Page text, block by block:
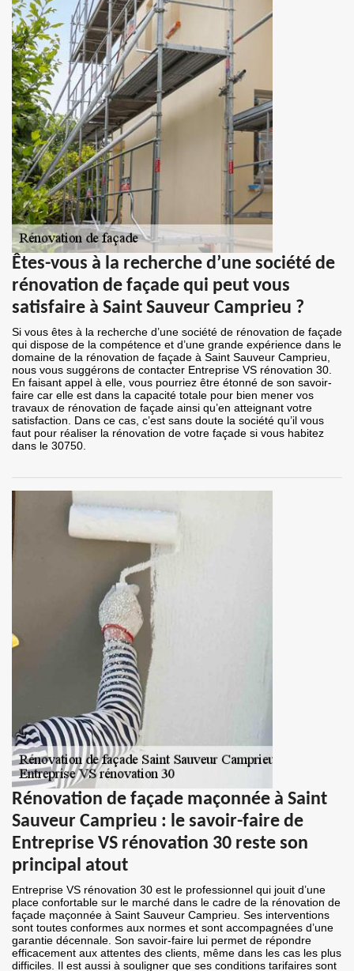
Êtes-vous à la recherche d’une société de
rénovation de façade qui peut vous
satisfaire à Saint Sauveur Camprieu ?
Si vous êtes à la recherche d’une société de rénovation de façade
qui dispose de la compétence et d’une grande expérience dans le
domaine de la rénovation de façade à Saint Sauveur Camprieu,
nous vous suggérons de contacter Entreprise VS rénovation 30.
En faisant appel à elle, vous pourriez être étonné de son savoir-
faire car elle est dans la capacité totale pour bien mener vos
travaux de rénovation de façade ainsi qu’en atteignant votre
satisfaction. Dans ce cas, c’est sans doute la société qu’il vous
faut pour réaliser la rénovation de votre façade si vous habitez
dans le 30750.
Rénovation de façade maçonnée à Saint
Sauveur Camprieu : le savoir-faire de
Entreprise VS rénovation 30 reste son
principal atout
Entreprise VS rénovation 30 est le professionnel qui jouit d’une
place confortable sur le marché dans le cadre de la rénovation de
façade maçonnée à Saint Sauveur Camprieu. Ses interventions
sont toutes conformes aux normes et sont accompagnées d’une
garantie décennale. Son savoir-faire lui permet de répondre
efficacement aux attentes des clients, même dans les cas les plus
difficiles. Il est aussi à souligner que ses conditions tarifaires sont